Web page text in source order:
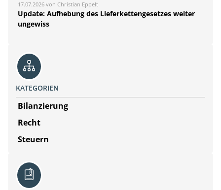
17.07.2026 von Christian Eppelt
Update: Aufhebung des Lieferkettengesetzes weiter
ungewiss
KATEGORIEN
Bilanzierung
Recht
Steuern